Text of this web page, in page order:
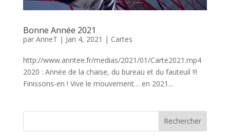
Bonne Année 2021
par AnneT | Jan 4, 2021 | Cartes
http://www.anntee.fr/medias/2021/01/Carte2021.mp4
2020 : Année de la chaise, du bureau et du fauteuil !!!
Finissons-en ! Vive le mouvement… en 2021...
Rechercher